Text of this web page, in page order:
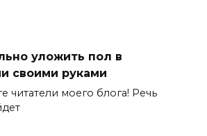
уложить пол в
своими руками
читатели моего блога! Речь